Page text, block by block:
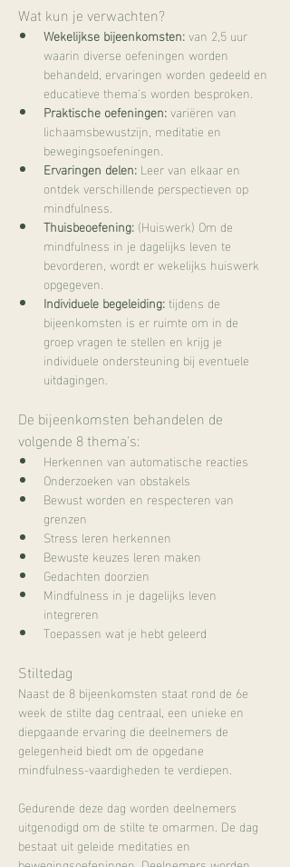
Wat kun je verwachten?
Wekelijkse bijeenkomsten: van 2,5 uur
waarin diverse oefeningen worden
behandeld, ervaringen worden gedeeld en
educatieve thema’s worden besproken.
Praktische oefeningen: variëren van
lichaamsbewustzijn, meditatie en
bewegingsoefeningen.
Ervaringen delen: Leer van elkaar en
ontdek verschillende perspectieven op
mindfulness.
Thuisbeoefening: (Huiswerk) Om de
mindfulness in je dagelijks leven te
bevorderen, wordt er wekelijks huiswerk
opgegeven.
Individuele begeleiding: tijdens de
bijeenkomsten is er ruimte om in de
groep vragen te stellen en krijg je
individuele ondersteuning bij eventuele
uitdagingen.
De bijeenkomsten behandelen de
volgende 8 thema's:
Herkennen van automatische reacties
Onderzoeken van obstakels
Bewust worden en respecteren van
grenzen
Stress leren herkennen
Bewuste keuzes leren maken
Gedachten doorzien
Mindfulness in je dagelijks leven
integreren
Toepassen wat je hebt geleerd
Stiltedag
Naast de 8 bijeenkomsten staat rond de 6e
week de stilte dag centraal, een unieke en
diepgaande ervaring die deelnemers de
gelegenheid biedt om de opgedane
mindfulness-vaardigheden te verdiepen.
Gedurende deze dag worden deelnemers
uitgenodigd om de stilte te omarmen. De dag
bestaat uit geleide meditaties en